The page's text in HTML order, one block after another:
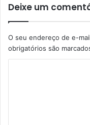
Deixe um
O seu endereço de e-
obrigatórios são